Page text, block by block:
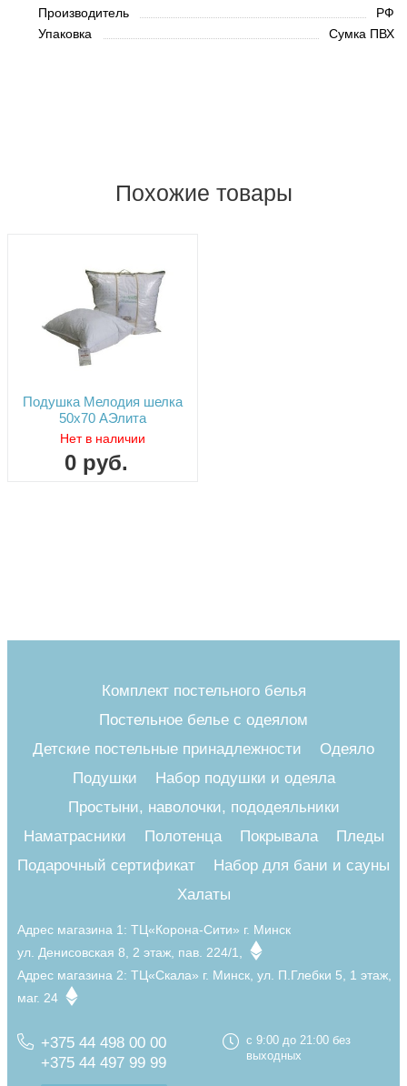
Производитель
РФ
Упаковка
Сумка ПВХ
Похожие товары
Подушка Мелодия шелка
50х70 АЭлита
Нет в наличии
0 руб.
Комплект постельного белья
Постельное белье с одеялом
Детские постельные принадлежности
Одеяло
Подушки
Набор подушки и одеяла
Простыни, наволочки, пододеяльники
Наматрасники
Полотенца Покрывала
Пледы
Подарочный сертификат
Набор для бани и сауны
Халаты
Адрес магазина 1: ТЦ«Корона-Сити» г. Минск
ул. Денисовская 8, 2 этаж, пав. 224/1,
Адрес магазина 2: ТЦ«Скала» г. Минск, ул. П.Глебки 5, 1 этаж,
маг. 24
+375 44 498 00 00
+375 44 497 99 99
с 9:00 до 21:00 без
выходных